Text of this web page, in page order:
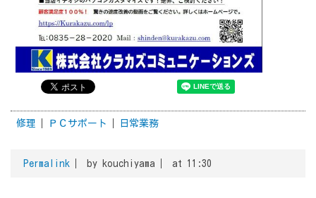
修理 ＰＣサポート 日常業務
Permalink by kouchiyama at 11:30